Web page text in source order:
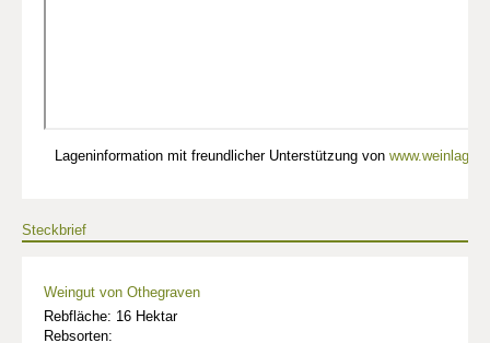
Lageninformation mit freundlicher Unterstützung von
Steckbrief
Weingut von Othegraven
Rebfläche: 16 Hektar
Rebsorten: